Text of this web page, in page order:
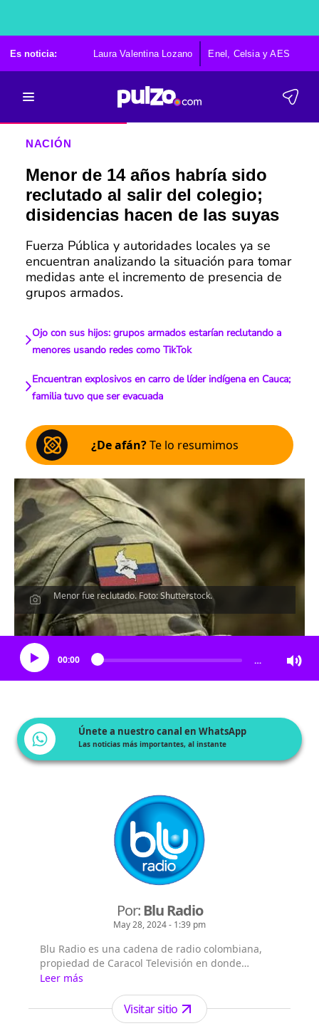
Es noticia: Laura Valentina Lozano Enel, Celsia y AES
NACIÓN
Menor de 14 años habría sido
reclutado al salir del colegio;
disidencias hacen de las suyas
Fuerza Pública y autoridades locales ya se
encuentran analizando la situación para tomar
medidas ante el incremento de presencia de
grupos armados.
Ojo con sus hijos: grupos armados estarían reclutando a
menores usando redes como TikTok
Encuentran explosivos en carro de líder indígena en Cauca;
familia tuvo que ser evacuada
¿De afán?Te lo resumimos
Menor fue reclutado. Foto: Shutterstock.
Escucha el artículo
00:00 …
Únete a nuestro canal en WhatsApp
Las noticias más importantes, al instante
Por:Blu Radio
May 28, 2024 - 1:39 pm
Blu Radio es una cadena de radio colombiana,
propiedad de Caracol Televisión en donde
encontrará las noticias de Colombia y el mundo
sobre deportes, actualidad, tecnología, política,
fútbol.
Leer más
Visitar sitio